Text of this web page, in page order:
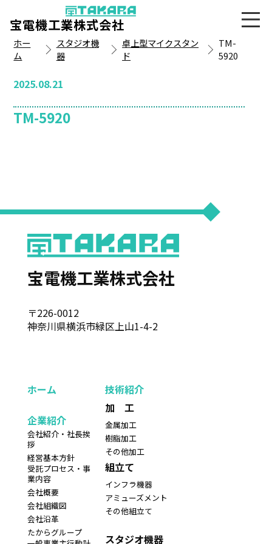
宝電機工業株式会社
ホー
ム
スタジオ機
器
卓上型マイクスタン
ド
TM-
5920
2025.08.21
TM-5920
宝電機工業株式会社
〒226-0012
神奈川県横浜市緑区上山1-4-2
ホーム
企業紹介
会社紹介・社長挨
拶
経営基本方針
受託プロセス・事
業内容
会社概要
会社組織図
会社沿革
たからグループ
技術紹介
加 工
金属加工
樹脂加工
その他加工
組立て
インフラ機器
アミューズメント
その他組立て
スタジオ機器